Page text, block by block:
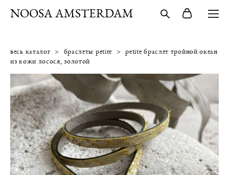
NOOSA AMSTERDAM
весь каталог > браслеты petite >
petite браслет тройной океан
из кожи лосося, золотой